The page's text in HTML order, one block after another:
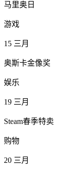
马里奥日
游戏
15 三月
奥斯卡金像奖
娱乐
19 三月
Steam春季特卖
购物
20 三月